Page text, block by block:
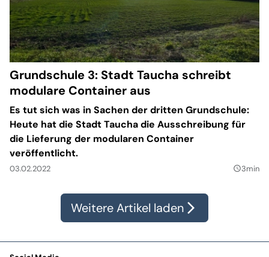
Grundschule 3: Stadt Taucha schreibt
modulare Container aus
Es tut sich was in Sachen der dritten Grundschule:
Heute hat die Stadt Taucha die Ausschreibung für
die Lieferung der modularen Container
veröffentlicht.
03.02.2022 query_builder3min
Weitere Artikel laden arrow_forward_ios